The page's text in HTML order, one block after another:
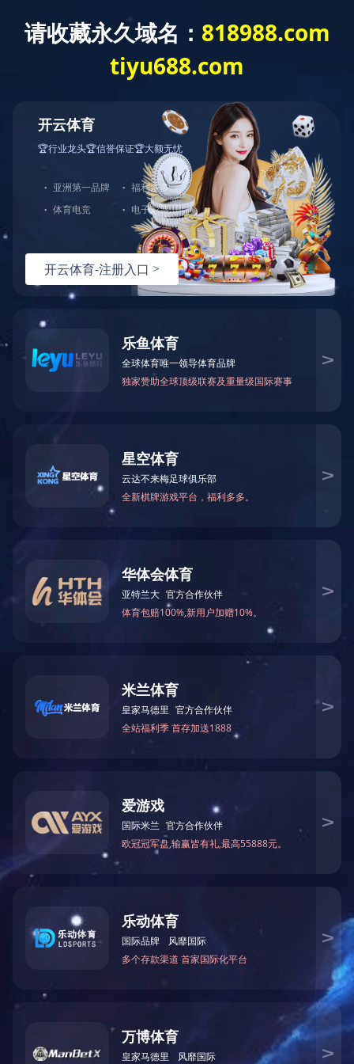
公司介绍
湖南怀德检测技术有限公司 2025年
2025-11-25 17:21:57
2025年10月 乐竞官网出水检测报告.pdf
下一篇： 湖南怀德检测技术有限公司 2025年9月 出水